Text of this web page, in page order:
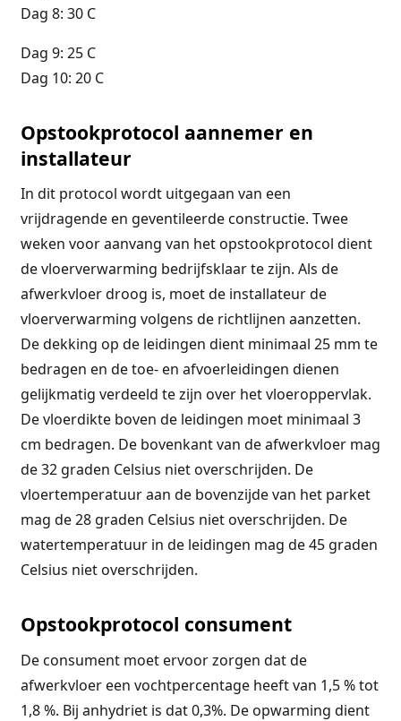
Dag 8: 30 C
Dag 9: 25 C
Dag 10: 20 C
Opstookprotocol aannemer en
installateur
In dit protocol wordt uitgegaan van een
vrijdragende en geventileerde constructie. Twee
weken voor aanvang van het opstookprotocol dient
de vloerverwarming bedrijfsklaar te zijn. Als de
afwerkvloer droog is, moet de installateur de
vloerverwarming volgens de richtlijnen aanzetten.
De dekking op de leidingen dient minimaal 25 mm te
bedragen en de toe- en afvoerleidingen dienen
gelijkmatig verdeeld te zijn over het vloeroppervlak.
De vloerdikte boven de leidingen moet minimaal 3
cm bedragen. De bovenkant van de afwerkvloer mag
de 32 graden Celsius niet overschrijden. De
vloertemperatuur aan de bovenzijde van het parket
mag de 28 graden Celsius niet overschrijden. De
watertemperatuur in de leidingen mag de 45 graden
Celsius niet overschrijden.
Opstookprotocol consument
De consument moet ervoor zorgen dat de
afwerkvloer een vochtpercentage heeft van 1,5 % tot
1,8 %. Bij anhydriet is dat 0,3%. De opwarming dient